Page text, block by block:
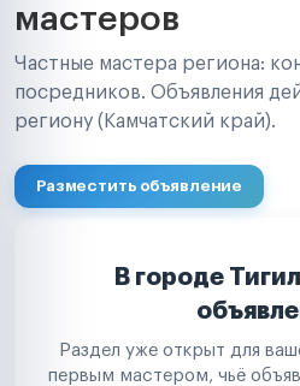
мастеров
Частные мастера региона:
посредников. Объявления
региону (Камчатский край).
Разместить объявление
В городе
Раздел уже открыт для
первым мастером, чьё